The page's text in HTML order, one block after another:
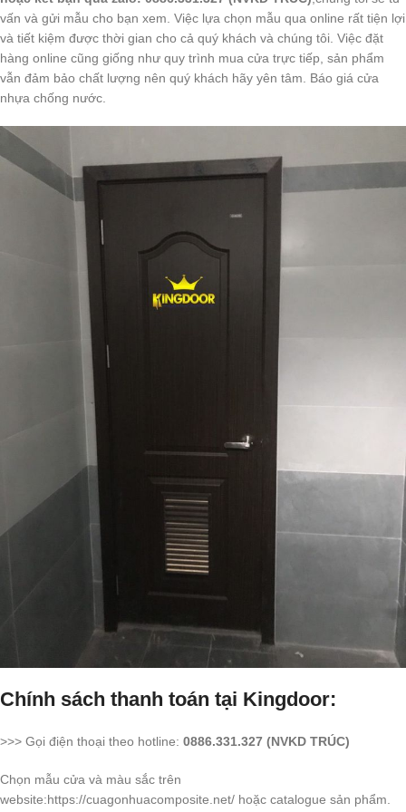
vấn và gửi mẫu cho bạn xem. Việc lựa chọn mẫu qua online rất tiện lợi
và tiết kiệm được thời gian cho cả quý khách và chúng tôi. Việc đặt
hàng online cũng giống như quy trình mua cửa trực tiếp, sản phẩm
vẫn đảm bảo chất lượng nên quý khách hãy yên tâm. Báo giá cửa
nhựa chống nước.
Chính sách thanh toán tại Kingdoor:
>>> Gọi điện thoại theo hotline: 0886.331.327 (NVKD TRÚC)
Chọn mẫu cửa và màu sắc trên
website:https://cuagonhuacomposite.net/ hoặc catalogue sản phẩm.